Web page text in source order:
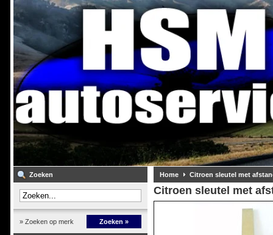
Zoeken
» Zoeken op merk Zoeken »
Home Citroen sleutel met
Citroen sleutel met